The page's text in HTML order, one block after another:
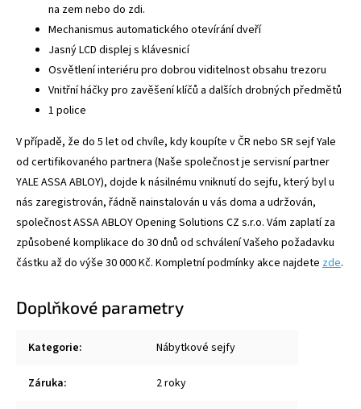
na zem nebo do zdi.
Mechanismus automatického otevírání dveří
Jasný LCD displej s klávesnicí
Osvětlení interiéru pro dobrou viditelnost obsahu trezoru
Vnitřní háčky pro zavěšení klíčů a dalších drobných předmětů
1 police
V případě, že do 5 let od chvíle, kdy koupíte v ČR nebo SR sejf Yale
od certifikovaného partnera (Naše společnost je servisní partner
YALE ASSA ABLOY), dojde k násilnému vniknutí do sejfu, který byl u
nás zaregistrován, řádně nainstalován u vás doma a udržován,
společnost ASSA ABLOY Opening Solutions CZ s.r.o. Vám zaplatí za
způsobené komplikace do 30 dnů od schválení Vašeho požadavku
částku až do výše 30 000 Kč. Kompletní podmínky akce najdete zde.
Doplňkové parametry
Kategorie: Nábytkové sejfy
Záruka: 2 roky